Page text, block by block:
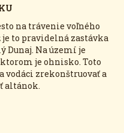
na trávenie voľného
je to pravidelná zastávka
Dunaj. Na území je
je ohnisko. Toto
zrekonštruovať a
altánok.